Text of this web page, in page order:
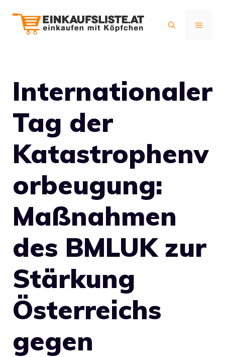
Inhalt
MENÜ
Internationaler
Tag der
Katastrophenv
orbeugung:
Maßnahmen
des BMLUK zur
Stärkung
Österreichs
gegen